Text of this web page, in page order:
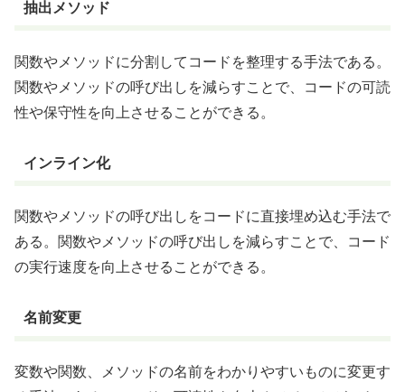
抽出メソッド
関数やメソッドに分割してコードを整理する手法である。
関数やメソッドの呼び出しを減らすことで、コードの可読
性や保守性を向上させることができる。
インライン化
関数やメソッドの呼び出しをコードに直接埋め込む手法で
ある。関数やメソッドの呼び出しを減らすことで、コード
の実行速度を向上させることができる。
名前変更
変数や関数、メソッドの名前をわかりやすいものに変更す